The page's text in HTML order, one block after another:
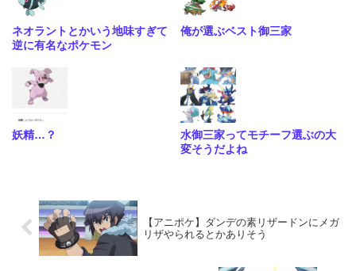
ネオラントとかいう地味すぎて
逆に有名なポケモン
俺が選ぶベスト御三家
妖精…？
水御三家ってモチーフ選ぶの大
変そうだよね
【アニポケ】ダンデの素リザードンにメガ
リザやられるとかありそう